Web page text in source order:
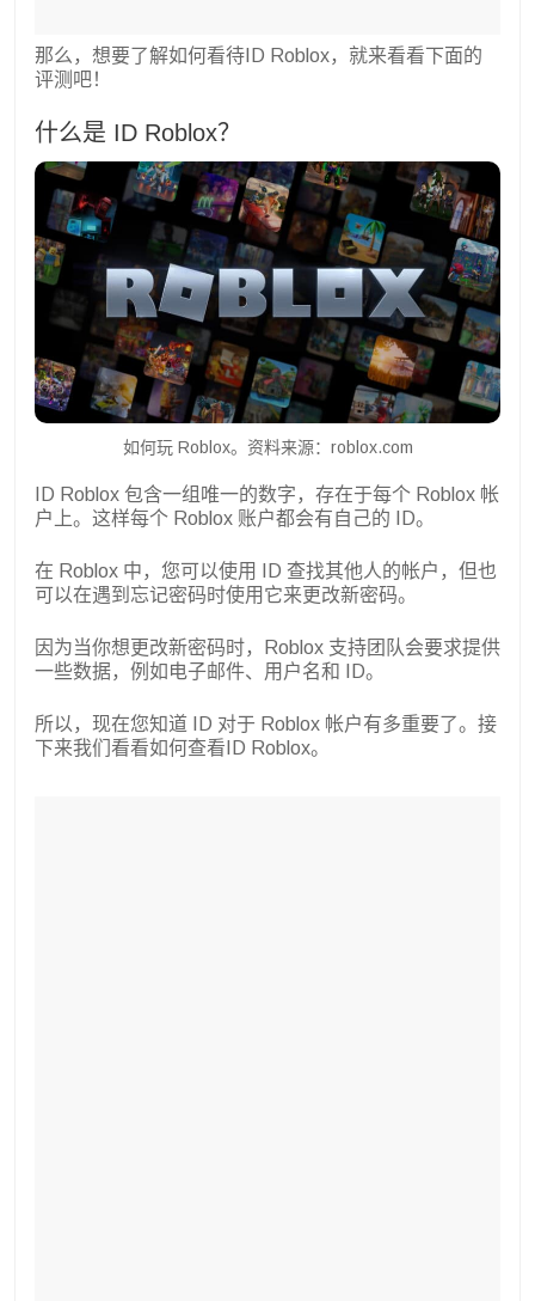
那么，想要了解如何看待ID Roblox，就来看看下面的
评测吧！
什么是 ID Roblox？
如何玩 Roblox。资料来源：roblox.com
ID Roblox 包含一组唯一的数字，存在于每个 Roblox 帐
户上。这样每个 Roblox 账户都会有自己的 ID。
在 Roblox 中，您可以使用 ID 查找其他人的帐户，但也
可以在遇到忘记密码时使用它来更改新密码。
因为当你想更改新密码时，Roblox 支持团队会要求提供
一些数据，例如电子邮件、用户名和 ID。
所以，现在您知道 ID 对于 Roblox 帐户有多重要了。接
下来我们看看如何查看ID Roblox。